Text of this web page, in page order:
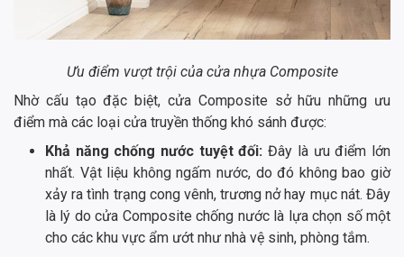
Ưu điểm vượt trội của cửa nhựa Composite
Nhờ cấu tạo đặc biệt, cửa Composite sở hữu những ưu
điểm mà các loại cửa truyền thống khó sánh được:
Khả năng chống nước tuyệt đối:Đây là ưu điểm lớn
nhất. Vật liệu không ngấm nước, do đó không bao giờ
xảy ra tình trạng cong vênh, trương nở hay mục nát. Đây
là lý do cửa Composite chống nước là lựa chọn số một
cho các khu vực ẩm ướt như nhà vệ sinh, phòng tắm.